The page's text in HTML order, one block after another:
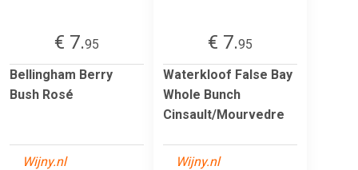
€ 7.95
Bellingham Berry
Bush Rosé
Wijny.nl
€ 7.95
Waterkloof False Bay
Whole Bunch
Cinsault/Mourvedre
Wijny.nl